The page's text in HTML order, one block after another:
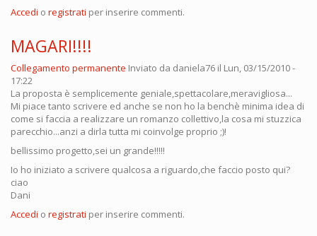
Accedi o registrati per inserire commenti.
MAGARI!!!!
Collegamento permanente Inviato da daniela76 il Lun, 03/15/2010 -
17:22
La proposta è semplicemente geniale,spettacolare,meravigliosa...
Mi piace tanto scrivere ed anche se non ho la benchè minima idea di
come si faccia a realizzare un romanzo collettivo,la cosa mi stuzzica
parecchio...anzi a dirla tutta mi coinvolge proprio ;)!
bellissimo progetto,sei un grande!!!!!
Io ho iniziato a scrivere qualcosa a riguardo,che faccio posto qui?
ciao
Dani
Accedi o registrati per inserire commenti.